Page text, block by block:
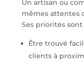
Un artisan ou
mêmes attentes
Ses priorités sont
Être trouvé
clients à